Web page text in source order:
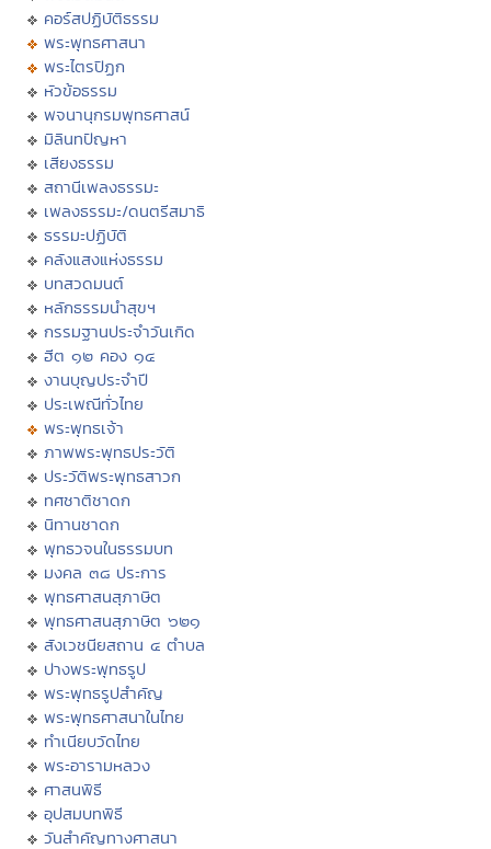
คอร์สปฏิบัติธรรม
พระพุทธศาสนา
พระไตรปิฏก
หัวข้อธรรม
พจนานุกรมพุทธศาสน์
มิลินทปัญหา
เสียงธรรม
สถานีเพลงธรรมะ
เพลงธรรมะ/ดนตรีสมาธิ
ธรรมะปฏิบัติ
คลังแสงแห่งธรรม
บทสวดมนต์
หลักธรรมนำสุขฯ
กรรมฐานประจำวันเกิด
ฮีต ๑๒ คอง ๑๔
งานบุญประจำปี
ประเพณีทั่วไทย
พระพุทธเจ้า
ภาพพระพุทธประวัติ
ประวัติพระพุทธสาวก
ทศชาติชาดก
นิทานชาดก
พุทธวจนในธรรมบท
มงคล ๓๘ ประการ
พุทธศาสนสุภาษิต
พุทธศาสนสุภาษิต ๖๒๑
สังเวชนียสถาน ๔ ตำบล
ปางพระพุทธรูป
พระพุทธรูปสำคัญ
พระพุทธศาสนาในไทย
ทำเนียบวัดไทย
พระอารามหลวง
ศาสนพิธี
อุปสมบทพิธี
วันสำคัญทางศาสนา